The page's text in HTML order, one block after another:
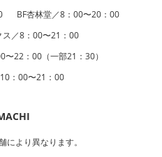
BF杏林堂／8：00〜20：00
ス／8：00〜21：00
〜22：00（一部21：30）
：00〜21：00
により異なります。